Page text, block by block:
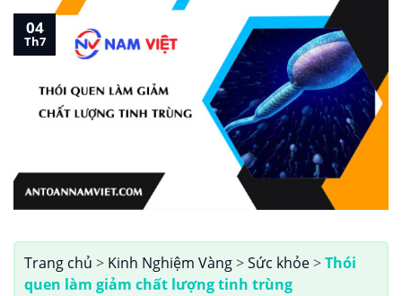
04
Th7
Trang chủ > Kinh Nghiệm Vàng>Sức khỏe>Thói
quen làm giảm chất lượng tinh trùng